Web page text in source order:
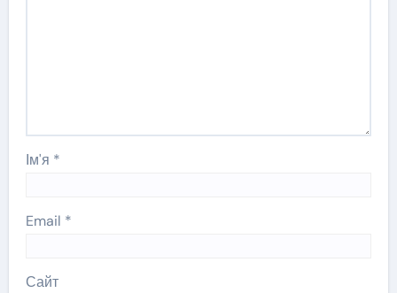
Ім'я *
Email *
Сайт